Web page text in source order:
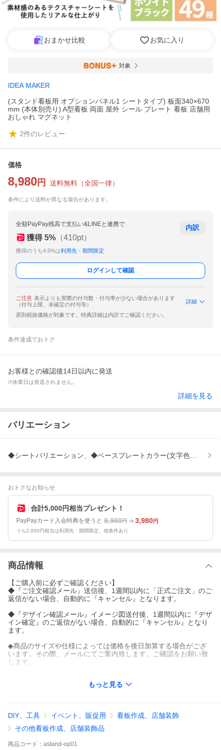
おまかせ比較 お気に入り
対象
IDEA MAKER
(スタンド看板用 オプションパネル1 シートタイプ) 板面340×670
mm (本体別売り) A型看板 両面 屋外 シール プレート 看板 店舗用
おしゃれ マグネット
2件のレビュー
価格
8,980 円 送料無料 （全国一律）
条件により送料が異なる場合があります。
全額PayPay残高で支払い&LINEと連携で
獲得 5% （410pt）
獲得のうち4.5%は利用先・期間限定
内訳
ログインして確認
ご注意 表示よりも実際の付与数・付与率が少ない場合があります
（付与上限、未確定の付与等）
詳細
原則税抜価格が対象です。特典詳細は内訳でご確認ください。
条件達成でおトク
お客様との確認後14日以内に発送
※休業日は発送されません。
詳細を見る
バリエーション
◆シートバリエーション、◆ベースプレートカラー(文字色)、◆文字
おトクなお知らせ
合計5,000円相当プレゼント！
PayPayカード入会特典を使うと 8,980円 3,980円
うち2,000円相当は利用先・期間限定。他条件あり
商品情報
【ご購入前に必ずご確認ください】
◆『ご注文確認メール』送信後、1週間以内に「正式ご注文」のご
返信がない場合、自動的に『キャンセル』となります。
◆『デザイン確認メール』イメージ図送付後、1週間以内に『デザ
イン確定』のご返信がない場合、自動的に『キャンセル』となり
ます。
◆商品のサイズや仕様によっては価格を後日加算する場合がござ
います。その際、メールにてご案内致します。ご確認をお願い致
します。
オリジナル 表札 取り付け 屋外対応 シールプレート 長方形
ネームプレート表札 ネームプレート おしゃれ オーダー プレート
ネーム
会社 表札 プレート カフェ テナント 店舗 看板 人気 表札 シンプル
もっと見る
DIY、工具 イベント、販促用
看板作成、店舗装飾
その他看板作成、店舗装飾品
商品 コード： astand-op01